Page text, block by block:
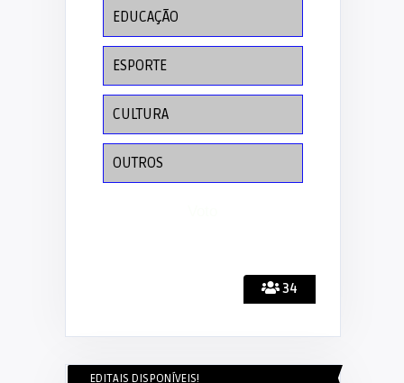
34
EDUCAÇÃO
ESPORTE
CULTURA
OUTROS
EDITAIS DISPONÍVEIS!